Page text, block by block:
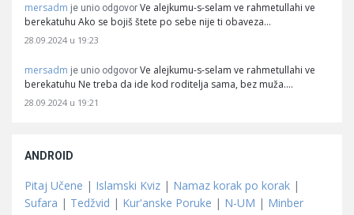
mersadm je unio odgovor Ve alejkumu-s-selam ve rahmetullahi ve
berekatuhu Ako se bojiš štete po sebe nije ti obaveza…
28.09.2024 u 19:23
mersadm je unio odgovor Ve alejkumu-s-selam ve rahmetullahi ve
berekatuhu Ne treba da ide kod roditelja sama, bez muža.…
28.09.2024 u 19:21
ANDROID
Pitaj Učene | Islamski Kviz | Namaz korak po korak |
Sufara | Tedžvid | Kur'anske Poruke | N-UM | Minber